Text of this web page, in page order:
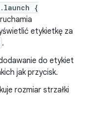
{
etykietkę za
.
do etykiet
jak przycisk.
rozmiar strzałki